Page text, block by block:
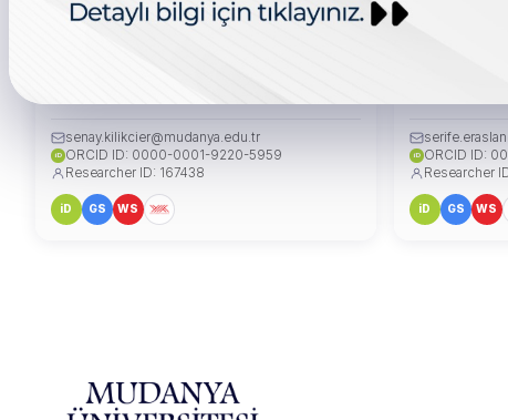
senay.kilikcier@mudanya.edu.tr
iD ORCID ID: 0000-0001-9220-5959
Researcher ID: 167438
iD GS WS
iD ORCID ID:
Researcher
iD GS WS